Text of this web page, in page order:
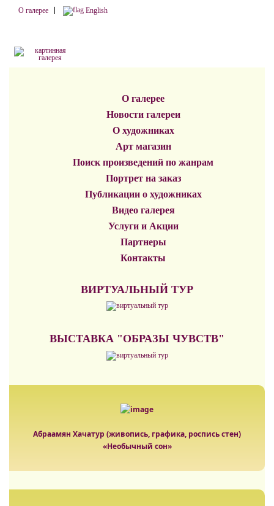
О галерее English
О галерее
Новости галереи
О художниках
Арт магазин
Поиск произведений по жанрам
Портрет на заказ
Публикации о художниках
Видео галерея
Услуги и Акции
Партнеры
Контакты
ВИРТУАЛЬНЫЙ ТУР
ВЫСТАВКА "ОБРАЗЫ ЧУВСТВ"
Абраамян Хачатур (живопись, графика, роспись стен)
«Необычный сон»